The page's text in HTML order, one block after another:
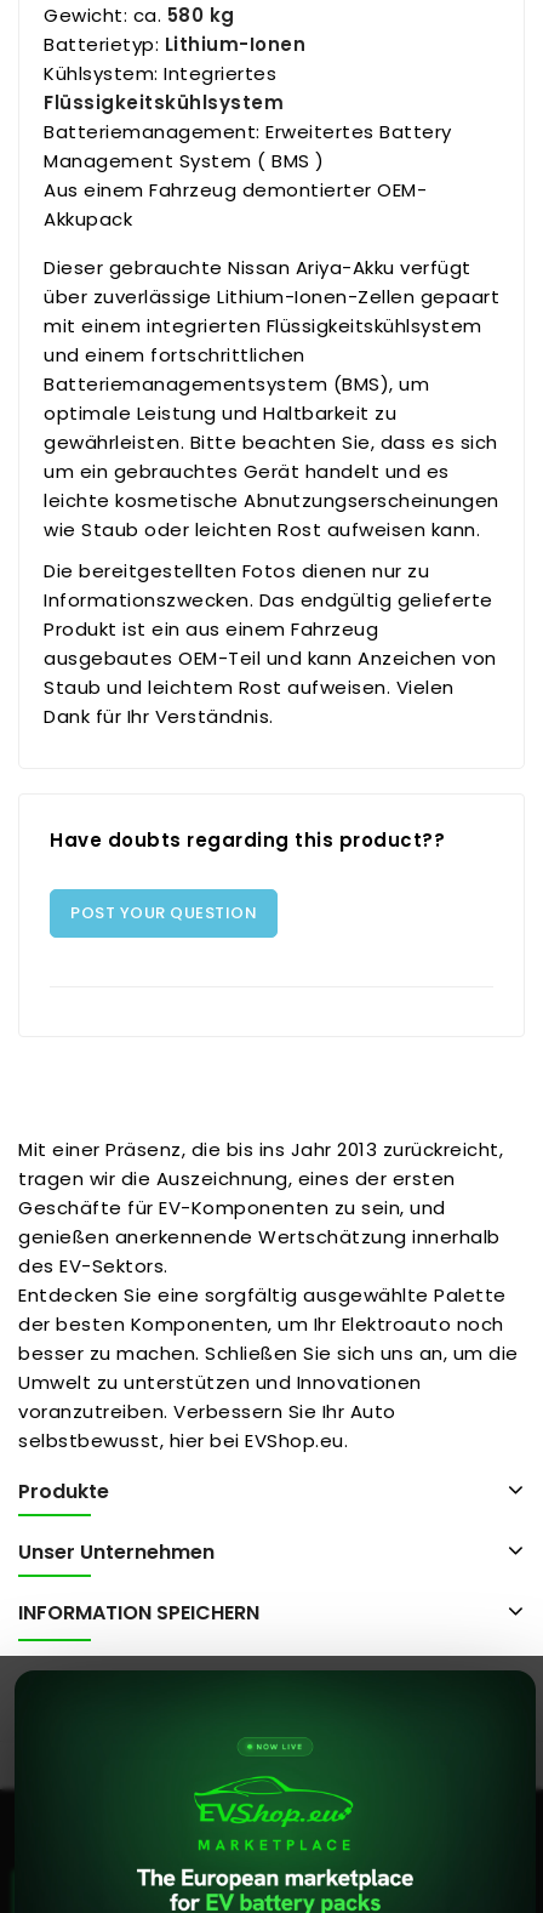
Gewicht: ca. 580 kg
Batterietyp: Lithium-Ionen
Kühlsystem: Integriertes
Flüssigkeitskühlsystem
Batteriemanagement: Erweitertes Battery
Management System ( BMS )
Aus einem Fahrzeug demontierter OEM-
Akkupack
Dieser gebrauchte Nissan Ariya-Akku verfügt
über zuverlässige Lithium-Ionen-Zellen gepaart
mit einem integrierten Flüssigkeitskühlsystem
und einem fortschrittlichen
Batteriemanagementsystem (BMS), um
optimale Leistung und Haltbarkeit zu
gewährleisten. Bitte beachten Sie, dass es sich
um ein gebrauchtes Gerät handelt und es
leichte kosmetische Abnutzungserscheinungen
wie Staub oder leichten Rost aufweisen kann.
Die bereitgestellten Fotos dienen nur zu
Informationszwecken. Das endgültig gelieferte
Produkt ist ein aus einem Fahrzeug
ausgebautes OEM-Teil und kann Anzeichen von
Staub und leichtem Rost aufweisen. Vielen
Dank für Ihr Verständnis.
Have doubts regarding this product??
POST YOUR QUESTION
Mit einer Präsenz, die bis ins Jahr 2013 zurückreicht,
tragen wir die Auszeichnung, eines der ersten
Geschäfte für EV-Komponenten zu sein, und
genießen anerkennende Wertschätzung innerhalb
des EV-Sektors.
Entdecken Sie eine sorgfältig ausgewählte Palette
der besten Komponenten, um Ihr Elektroauto noch
besser zu machen. Schließen Sie sich uns an, um die
Umwelt zu unterstützen und Innovationen
voranzutreiben. Verbessern Sie Ihr Auto
selbstbewusst, hier bei EVShop.eu.
Produkte
Unser Unternehmen
INFORMATION SPEICHERN
Diese Website verwendet Cookies. Wenn Sie diese
Website weiterhin nutzen, stimmen Sie unserer
Verwendung von Cookies zu. Datenschutzrichtlinie
© 2026 - evshop.eu Alle Rechte vorbehalten..